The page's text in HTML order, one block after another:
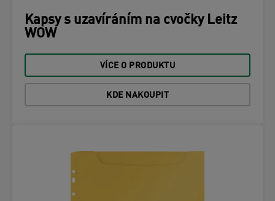
Kapsy s uzavíráním na cvočky Leitz
WOW
VÍCE O PRODUKTU
KDE NAKOUPIT